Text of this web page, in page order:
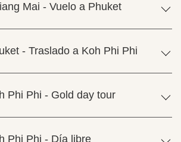
Mai - Vuelo a Phuket
- Traslado a Koh Phi Phi
Phi Phi - Gold day tour
Phi Phi - Día libre